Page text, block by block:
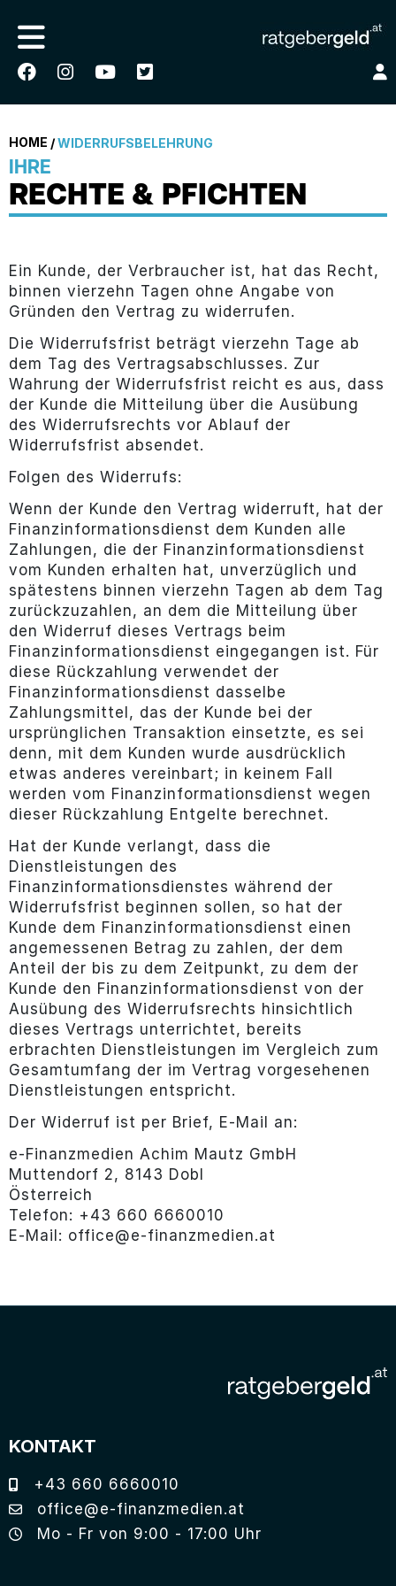
HOME /WIDERRUFSBELEHRUNG
IHRE
RECHTE & PFICHTEN
Ein Kunde, der Verbraucher ist, hat das Recht,
binnen vierzehn Tagen ohne Angabe von
Gründen den Vertrag zu widerrufen.
Die Widerrufsfrist beträgt vierzehn Tage ab
dem Tag des Vertragsabschlusses. Zur
Wahrung der Widerrufsfrist reicht es aus, dass
der Kunde die Mitteilung über die Ausübung
des Widerrufsrechts vor Ablauf der
Widerrufsfrist absendet.
Folgen des Widerrufs:
Wenn der Kunde den Vertrag widerruft, hat der
Finanzinformationsdienst dem Kunden alle
Zahlungen, die der Finanzinformationsdienst
vom Kunden erhalten hat, unverzüglich und
spätestens binnen vierzehn Tagen ab dem Tag
zurückzuzahlen, an dem die Mitteilung über
den Widerruf dieses Vertrags beim
Finanzinformationsdienst eingegangen ist. Für
diese Rückzahlung verwendet der
Finanzinformationsdienst dasselbe
Zahlungsmittel, das der Kunde bei der
ursprünglichen Transaktion einsetzte, es sei
denn, mit dem Kunden wurde ausdrücklich
etwas anderes vereinbart; in keinem Fall
werden vom Finanzinformationsdienst wegen
dieser Rückzahlung Entgelte berechnet.
Hat der Kunde verlangt, dass die
Dienstleistungen des
Finanzinformationsdienstes während der
Widerrufsfrist beginnen sollen, so hat der
Kunde dem Finanzinformationsdienst einen
angemessenen Betrag zu zahlen, der dem
Anteil der bis zu dem Zeitpunkt, zu dem der
Kunde den Finanzinformationsdienst von der
Ausübung des Widerrufsrechts hinsichtlich
dieses Vertrags unterrichtet, bereits
erbrachten Dienstleistungen im Vergleich zum
Gesamtumfang der im Vertrag vorgesehenen
Dienstleistungen entspricht.
Der Widerruf ist per Brief, E-Mail an:
e-Finanzmedien Achim Mautz GmbH
Muttendorf 2, 8143 Dobl
Österreich
Telefon: +43 660 6660010
E-Mail: office@e-finanzmedien.at
KONTAKT
+43 660 6660010
office@e-finanzmedien.at
Mo - Fr von 9:00 - 17:00 Uhr